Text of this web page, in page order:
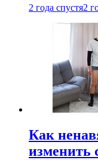
2 года спустя2
Как
изменить